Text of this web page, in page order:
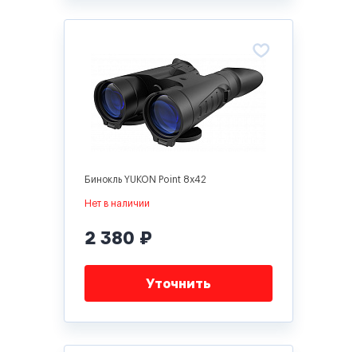
Бинокль YUKON Point 8x42
Нет в наличии
2 380 ₽
Уточнить